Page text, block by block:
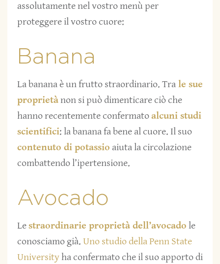
assolutamente nel vostro menù per
proteggere il vostro cuore:
Banana
La banana è un frutto straordinario. Tra le sue
proprietànon si può dimenticare ciò che
hanno recentemente confermatoalcuni studi
scientifici: la banana fa bene al cuore. Il suo
contenuto di potassio aiuta la circolazione
combattendo l’ipertensione.
Avocado
Lestraordinarie proprietà dell’avocado le
conosciamo già. Uno studio della Penn State
Universityha confermato che il suo apporto di